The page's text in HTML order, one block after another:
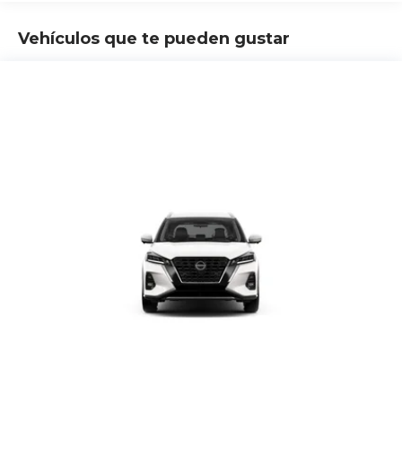
Vehículos que te pueden gustar